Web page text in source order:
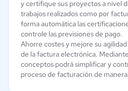
y certifique sus proyectos a nivel
trabajos realizados como por
forma automática las
controle las previsiones de pago.
Ahorre costes y mejore su
de la factura electrónica.
conceptos podrá simplificar y
proceso de facturación de